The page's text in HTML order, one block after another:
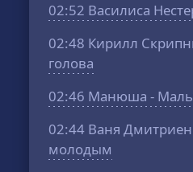
02:52 Василиса
02:48 Кирилл
голова
02:46 Манюша -
02:44 Ваня
молодым